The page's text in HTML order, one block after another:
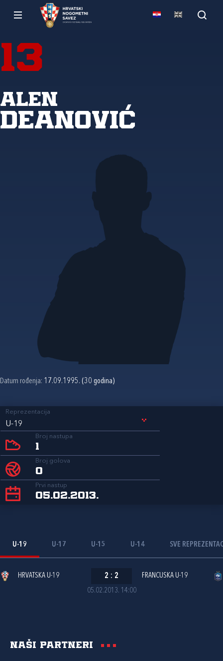
13
Alen
Deanović
Datum rođenja: 17.09.1995. (30 godina)
Reprezentacija
U-19
Broj nastupa
1
Broj golova
0
Prvi nastup
05.02.2013.
U-19 U-17 U-15 U-14 SVE
05.02.2013. 14:00
HRVATSKA U-19 2 : 2 FRANCUSKA U-19
Naši partneri